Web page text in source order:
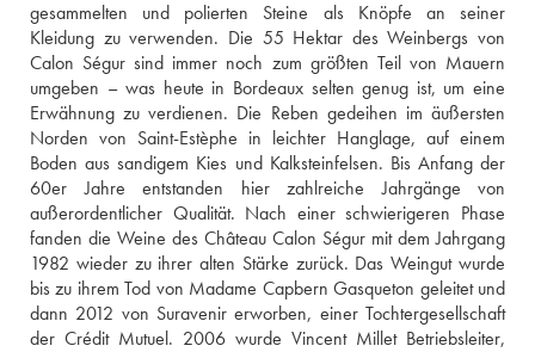
gesammelten und polierten Steine als Knöpfe an seiner
Kleidung zu verwenden. Die 55 Hektar des Weinbergs von
Calon Ségur sind immer noch zum größten Teil von Mauern
umgeben – was heute in Bordeaux selten genug ist, um eine
Erwähnung zu verdienen. Die Reben gedeihen im äußersten
Norden von Saint-Estèphe in leichter Hanglage, auf einem
Boden aus sandigem Kies und Kalksteinfelsen. Bis Anfang der
60er Jahre entstanden hier zahlreiche Jahrgänge von
außerordentlicher Qualität. Nach einer schwierigeren Phase
fanden die Weine des Château Calon Ségur mit dem Jahrgang
1982 wieder zu ihrer alten Stärke zurück. Das Weingut wurde
bis zu ihrem Tod von Madame Capbern Gasqueton geleitet und
dann 2012 von Suravenir erworben, einer Tochtergesellschaft
der Crédit Mutuel. 2006 wurde Vincent Millet Betriebsleiter,